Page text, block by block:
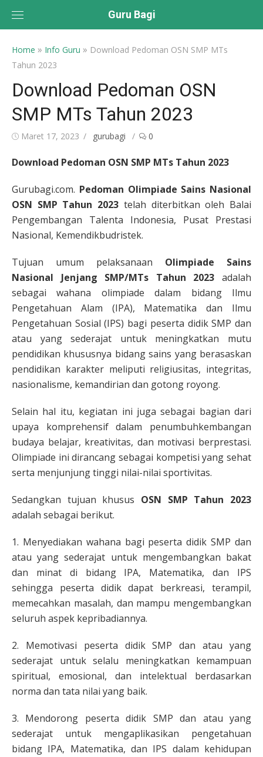
Guru Bagi
Home » Info Guru » Download Pedoman OSN SMP MTs
Tahun 2023
Download Pedoman OSN
SMP MTs Tahun 2023
Posted
Maret 17, 2023 Author
gurubagi 0
Download Pedoman OSN SMP MTs Tahun 2023
Gurubagi.com. Pedoman Olimpiade Sains Nasional
OSN SMP Tahun 2023 telah diterbitkan oleh Balai
Pengembangan Talenta Indonesia, Pusat Prestasi
Nasional, Kemendikbudristek.
Tujuan umum pelaksanaan Olimpiade Sains
Nasional Jenjang SMP/MTs Tahun 2023 adalah
sebagai wahana olimpiade dalam bidang Ilmu
Pengetahuan Alam (IPA), Matematika dan Ilmu
Pengetahuan Sosial (IPS) bagi peserta didik SMP dan
atau yang sederajat untuk meningkatkan mutu
pendidikan khususnya bidang sains yang berasaskan
pendidikan karakter meliputi religiusitas, integritas,
nasionalisme, kemandirian dan gotong royong.
Selain hal itu, kegiatan ini juga sebagai bagian dari
upaya komprehensif dalam penumbuhkembangan
budaya belajar, kreativitas, dan motivasi berprestasi.
Olimpiade ini dirancang sebagai kompetisi yang sehat
serta menjunjung tinggi nilai-nilai sportivitas.
Sedangkan tujuan khusus OSN SMP Tahun 2023
adalah sebagai berikut.
1. Menyediakan wahana bagi peserta didik SMP dan
atau yang sederajat untuk mengembangkan bakat
dan minat di bidang IPA, Matematika, dan IPS
sehingga peserta didik dapat berkreasi, terampil,
memecahkan masalah, dan mampu mengembangkan
seluruh aspek kepribadiannya.
2. Memotivasi peserta didik SMP dan atau yang
sederajat untuk selalu meningkatkan kemampuan
spiritual, emosional, dan intelektual berdasarkan
norma dan tata nilai yang baik.
3. Mendorong peserta didik SMP dan atau yang
sederajat untuk mengaplikasikan pengetahuan
bidang IPA, Matematika, dan IPS dalam kehidupan